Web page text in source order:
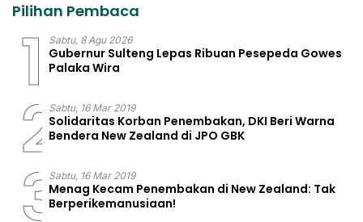
Pilihan Pembaca
1 Sabtu, 8 Agu 2026
Gubernur Sulteng Lepas Ribuan Pesepeda Gowes
Palaka Wira
2Sabtu, 16 Mar 2019
Solidaritas Korban Penembakan, DKI Beri Warna
Bendera New Zealand di JPO GBK
3Sabtu, 16 Mar 2019
Menag Kecam Penembakan di New Zealand: Tak
Berperikemanusiaan!